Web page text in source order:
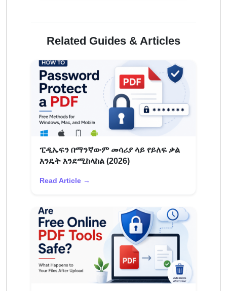
Related Guides & Articles
ፒዲኤፍን በማንኛውም መሳሪያ ላይ የይለፍ ቃል
እንዴት እንደሚከላከል (2026)
Read Article →